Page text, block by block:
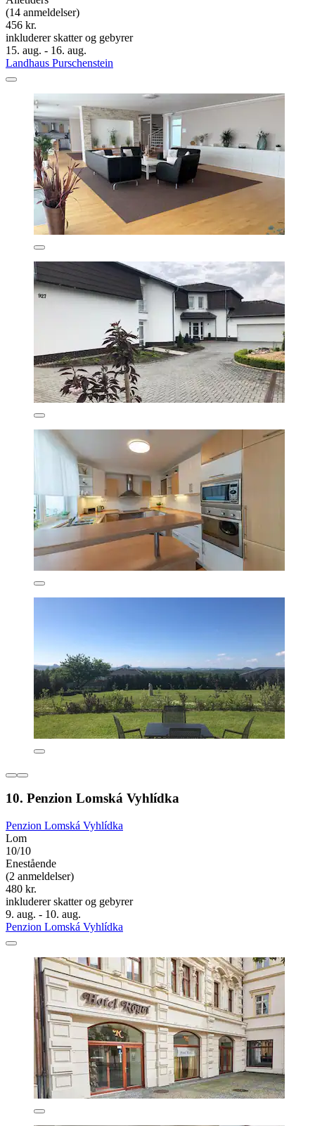
(14 anmeldelser)
456 kr.
inkluderer skatter og gebyrer
15. aug. - 16. aug.
Landhaus Purschenstein
10. Penzion Lomská Vyhlídka
Penzion Lomská Vyhlídka
Lom
10/10
Enestående
(2 anmeldelser)
480 kr.
inkluderer skatter og gebyrer
9. aug. - 10. aug.
Penzion Lomská Vyhlídka